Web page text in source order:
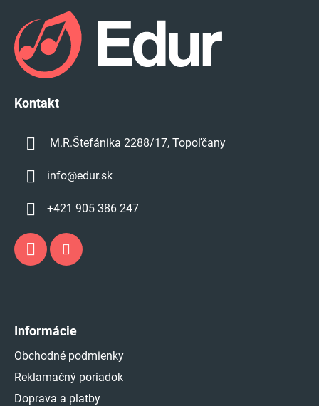
Kontakt
M.R.Štefánika 2288/17, Topoľčany
info@edur.sk
+421 905 386 247
Informácie
Obchodné podmienky
Reklamačný poriadok
Doprava a platby